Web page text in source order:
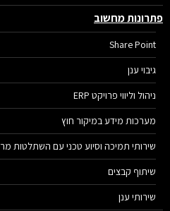
מחשוב
Share Point
גיבוי ענן
ניהול וליווי פרויקט ERP
מערכות מידע במיקור חוץ
שירותי תמיכה וסיוע טכני עם השתלטות מרחוק
שיתוף קבצים
שירותי ענן